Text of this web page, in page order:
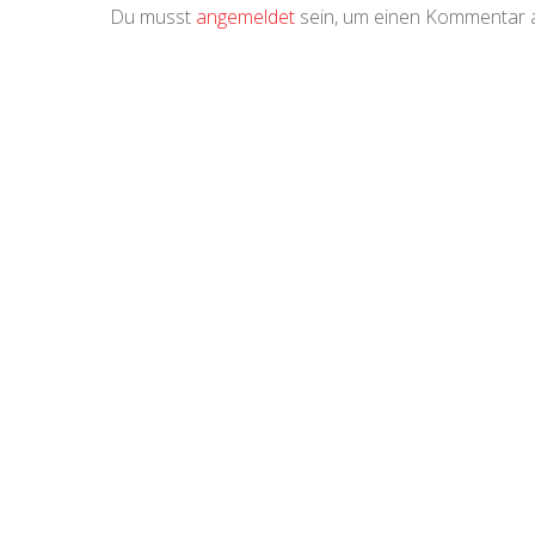
Du musst angemeldet sein, um einen Kommentar